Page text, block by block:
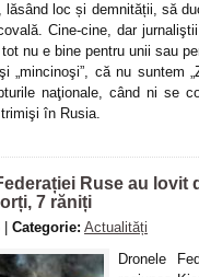
lăsând loc și demnității, să
Cine-cine, dar
nu e bine pentru unii sau
„mincinoşi”, că nu suntem
naţionale, când ni se
trimişi în Rusia.
Ruse au
7 răniți
Categorie: Actualități
Dronele